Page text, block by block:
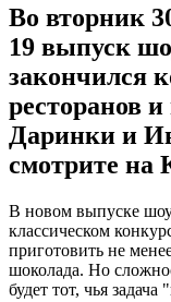
Во вторник
19 выпуск
закончился
ресторанов
Даринки и
смотрите на
В новом выпуске
классическом
приготовить не
шоколада. Но
будет тот, чья